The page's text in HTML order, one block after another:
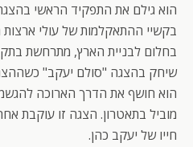
הוא גילם את התפקיד הראשי
בקשיי ההתאקלמות של עולי
בחלום לבניית הארץ, מתרחשת
שיחק בהצגה "סולם יעקב"
הוא חושף את הדרך הארוכה
מוביל בתאטרון. הצגה זו עוקבת
חייו של יעקב כהן.